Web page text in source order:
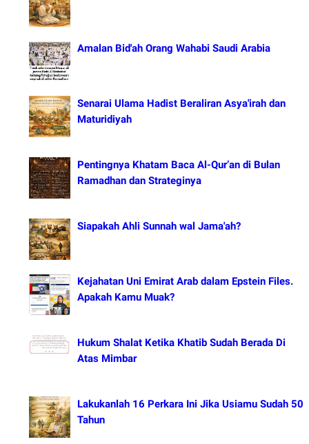
Amalan Bid'ah Orang Wahabi Saudi Arabia
Senarai Ulama Hadist Beraliran Asya'irah dan
Maturidiyah
Pentingnya Khatam Baca Al-Qur’an di Bulan
Ramadhan dan Strateginya
Siapakah Ahli Sunnah wal Jama'ah?
Kejahatan Uni Emirat Arab dalam Epstein Files.
Apakah Kamu Muak?
Hukum Shalat Ketika Khatib Sudah Berada Di
Atas Mimbar
Lakukanlah 16 Perkara Ini Jika Usiamu Sudah 50
Tahun